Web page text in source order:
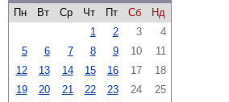
Пн
Вт Ср Чт Пт Сб
Нд
1
2 3
4
5
6 7 8 9 10
11
12
13 14 15 16 17
18
19
20 21 22 23 24
25